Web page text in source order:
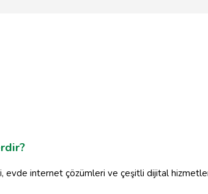
internet çözümleri ve çeşitli dijital